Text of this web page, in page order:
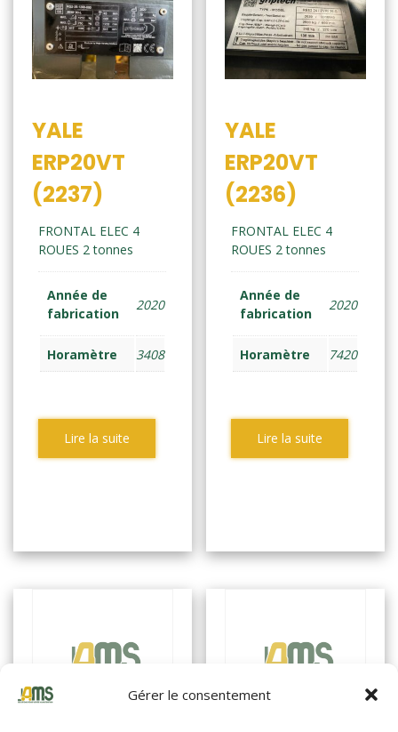
Gérer le consentement
YALE
ERP20VT
(2237)
FRONTAL ELEC 4
ROUES 2 tonnes
Année de
fabrication
2020
Horamètre 3408
Lire la suite
YALE
ERP20VT
(2236)
FRONTAL ELEC 4
ROUES 2 tonnes
Année de
fabrication
2020
Horamètre 7420
Lire la suite